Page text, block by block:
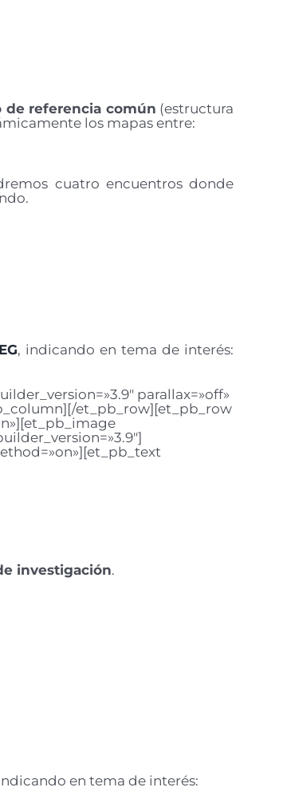
de referencia común (estructura
los mapas entre:
cuatro encuentros donde
, indicando en tema de interés:
parallax=»off»
et_pb_row][et_pb_row
investigación.
en tema de interés: